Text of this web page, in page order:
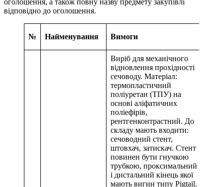
оголошення, а також повну назву предмету закупівлі
відповідно до оголошення.
№ Найменування Вимоги
Виріб для механічного
відновлення прохідності
сечоводу. Матеріал:
термопластичний
поліуретан (ТПУ) на
основі аліфатичних
поліефірів,
рентгенконтрастний. До
складу мають входити:
сечоводний стент,
штовхач, затискач. Стент
повинен бути гнучкою
трубкою, проксимальний
і дистальний кінець якої
мають вигин типу Pigtail.